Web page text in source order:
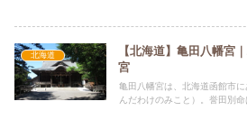
北海道
【北海道】亀田八幡
宮
亀田八幡宮は、北海道函館市
んだわけのみこと）。誉田別命